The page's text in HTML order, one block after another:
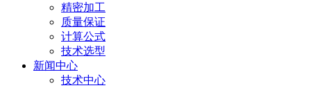
精密加工
质量保证
计算公式
技术选型
新闻中心
技术中心